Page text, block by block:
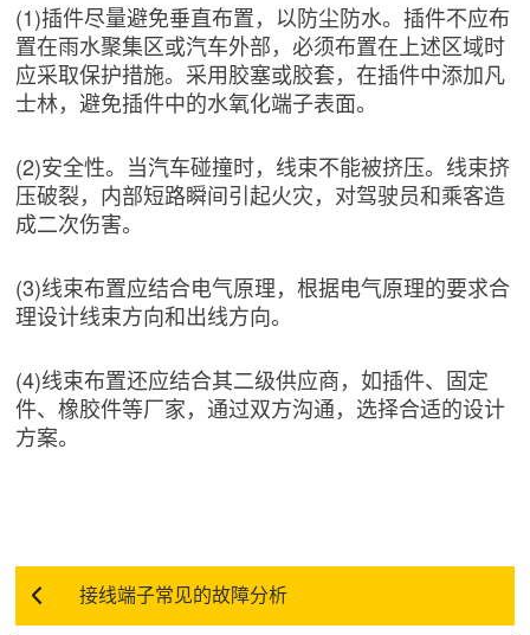
(1)插件尽量避免垂直布置，以防尘防水。插件不应布
置在雨水聚集区或汽车外部，必须布置在上述区域时
应采取保护措施。采用胶塞或胶套，在插件中添加凡
士林，避免插件中的水氧化端子表面。
(2)安全性。当汽车碰撞时，线束不能被挤压。线束挤
压破裂，内部短路瞬间引起火灾，对驾驶员和乘客造
成二次伤害。
(3)线束布置应结合电气原理，根据电气原理的要求合
理设计线束方向和出线方向。
(4)线束布置还应结合其二级供应商，如插件、固定
件、橡胶件等厂家，通过双方沟通，选择合适的设计
方案。
接线端子常见的故障分析